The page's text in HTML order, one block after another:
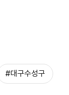
#대구수성구